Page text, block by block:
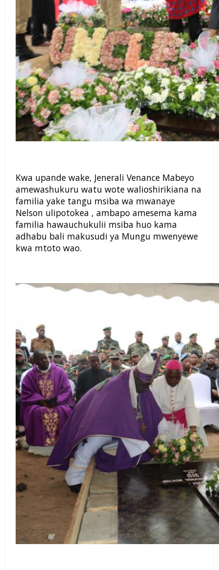
Kwa upande wake, Jenerali Venance Mabeyo
amewashukuru watu wote walioshirikiana na
familia yake tangu msiba wa mwanaye
Nelson ulipotokea , ambapo amesema kama
familia hawauchukulii msiba huo kama
adhabu bali makusudi ya Mungu mwenyewe
kwa mtoto wao.